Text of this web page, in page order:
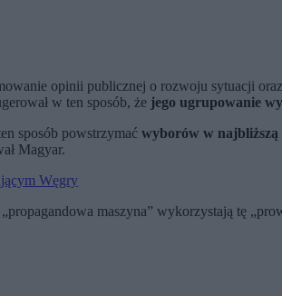
opinii publicznej o rozwoju sytuacji
w ten sposób, że jego ugrupowanie
sposób powstrzymać wyborów w najbliższą
Magyar.
Węgry
maszyna” wykorzystają tę